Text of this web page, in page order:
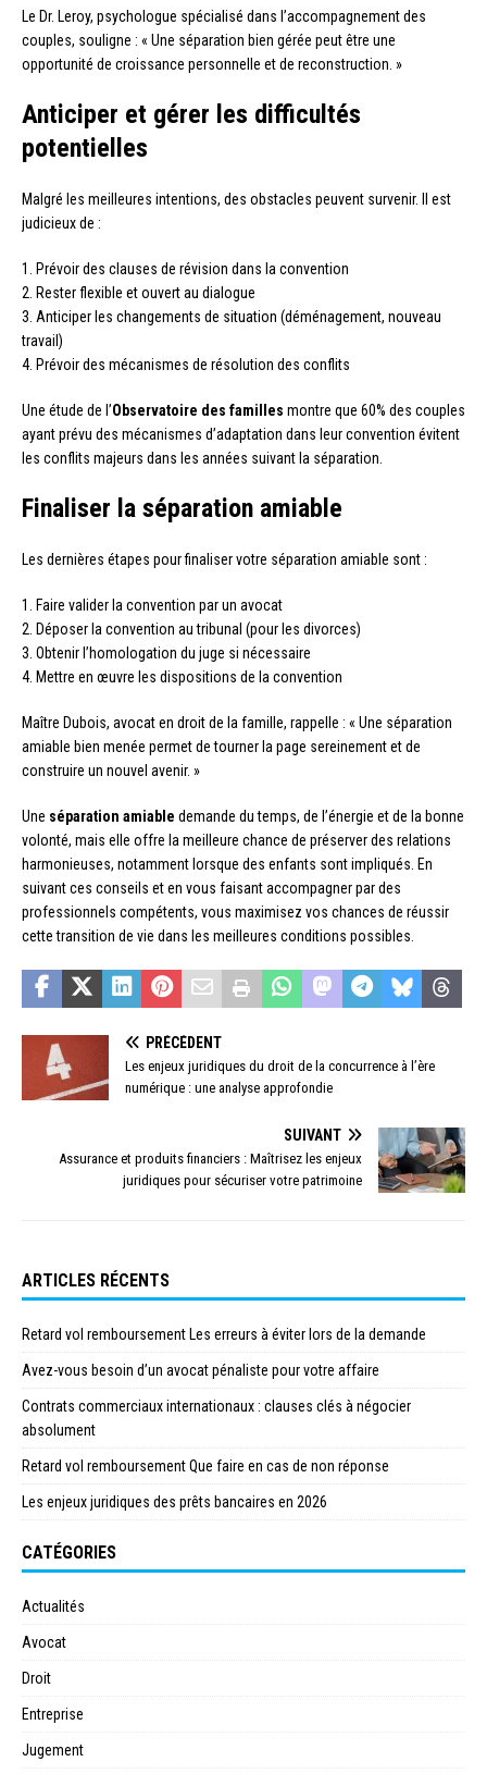
Le Dr. Leroy, psychologue spécialisé dans l’accompagnement des
couples, souligne : « Une séparation bien gérée peut être une
opportunité de croissance personnelle et de reconstruction. »
Anticiper et gérer les difficultés
potentielles
Malgré les meilleures intentions, des obstacles peuvent survenir. Il est
judicieux de :
1. Prévoir des clauses de révision dans la convention
2. Rester flexible et ouvert au dialogue
3. Anticiper les changements de situation (déménagement, nouveau
travail)
4. Prévoir des mécanismes de résolution des conflits
Une étude de l’Observatoire des familles montre que 60% des couples
ayant prévu des mécanismes d’adaptation dans leur convention évitent
les conflits majeurs dans les années suivant la séparation.
Finaliser la séparation amiable
Les dernières étapes pour finaliser votre séparation amiable sont :
1. Faire valider la convention par un avocat
2. Déposer la convention au tribunal (pour les divorces)
3. Obtenir l’homologation du juge si nécessaire
4. Mettre en œuvre les dispositions de la convention
Maître Dubois, avocat en droit de la famille, rappelle : « Une séparation
amiable bien menée permet de tourner la page sereinement et de
construire un nouvel avenir. »
Une séparation amiable demande du temps, de l’énergie et de la bonne
volonté, mais elle offre la meilleure chance de préserver des relations
harmonieuses, notamment lorsque des enfants sont impliqués. En
suivant ces conseils et en vous faisant accompagner par des
professionnels compétents, vous maximisez vos chances de réussir
cette transition de vie dans les meilleures conditions possibles.
PRÉCÉDENT
Les enjeux juridiques du droit de la concurrence à l’ère
numérique : une analyse approfondie
SUIVANT
Assurance et produits financiers : Maîtrisez les enjeux
juridiques pour sécuriser votre patrimoine
ARTICLES RÉCENTS
Retard vol remboursement Les erreurs à éviter lors de la demande
Avez-vous besoin d’un avocat pénaliste pour votre affaire
Contrats commerciaux internationaux : clauses clés à négocier
absolument
Retard vol remboursement Que faire en cas de non réponse
Les enjeux juridiques des prêts bancaires en 2026
CATÉGORIES
Actualités
Avocat
Droit
Entreprise
Jugement